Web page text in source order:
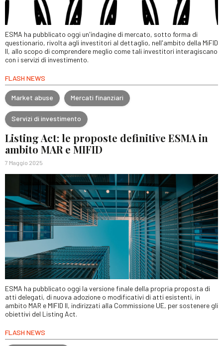
ESMA ha pubblicato oggi un'indagine di mercato, sotto forma di
questionario, rivolta agli investitori al dettaglio, nell'ambito della MiFID
II, allo scopo di comprendere meglio come tali investitori interagiscano
con i servizi di investimento.
FLASH NEWS
Market abuse Mercati finanziari
Servizi di investimento
Listing Act: le proposte definitive ESMA in
ambito MAR e MIFID
7 Maggio 2025
ESMA ha pubblicato oggi la versione finale della propria proposta di
atti delegati, di nuova adozione o modificativi di atti esistenti, in
ambito MAR e MIFID II, indirizzati alla Commissione UE, per sostenere gli
obiettivi del Listing Act.
FLASH NEWS